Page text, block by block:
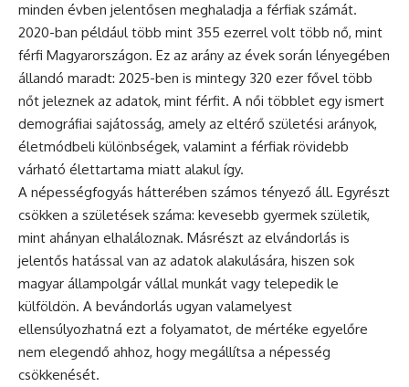
minden évben jelentősen meghaladja a férfiak számát.
2020-ban például több mint 355 ezerrel volt több nő, mint
férfi Magyarországon. Ez az arány az évek során lényegében
állandó maradt: 2025-ben is mintegy 320 ezer fővel több
nőt jeleznek az adatok, mint férfit. A női többlet egy ismert
demográfiai sajátosság, amely az eltérő születési arányok,
életmódbeli különbségek, valamint a férfiak rövidebb
várható élettartama miatt alakul így.
A népességfogyás hátterében számos tényező áll. Egyrészt
csökken a születések száma: kevesebb gyermek születik,
mint ahányan elhaláloznak. Másrészt az elvándorlás is
jelentős hatással van az adatok alakulására, hiszen sok
magyar állampolgár vállal munkát vagy telepedik le
külföldön. A bevándorlás ugyan valamelyest
ellensúlyozhatná ezt a folyamatot, de mértéke egyelőre
nem elegendő ahhoz, hogy megállítsa a népesség
csökkenését.